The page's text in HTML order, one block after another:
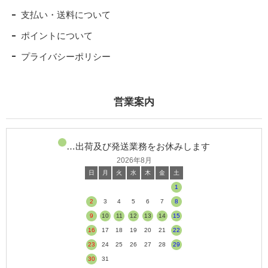
支払い・送料について
ポイントについて
プライバシーポリシー
営業案内
…出荷及び発送業務をお休みします
2026年8月
日 月 火 水 木 金 土
1
2 3 4 5 6 7 8
9 10 11 12 13 14 15
16 17 18 19 20 21 22
23 24 25 26 27 28 29
30 31